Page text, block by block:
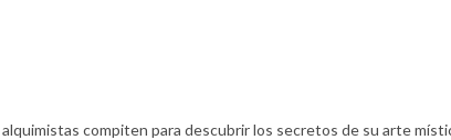
compiten para descubrir los secretos de su arte